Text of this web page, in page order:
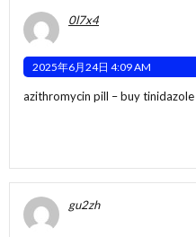
0l7x4
2025年6月24日 4:09 AM
azithromycin pill –buy tinidazole
gu2zh